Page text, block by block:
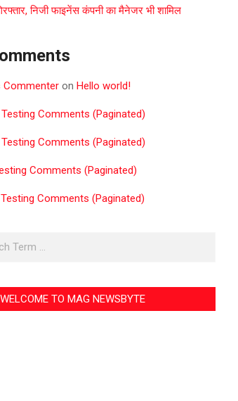
निजी फाइनेंस कंपनी का मैनेजर भी शामिल
Commenter on Hello world!
Testing Comments (Paginated)
Testing Comments (Paginated)
Comments (Paginated)
Testing Comments (Paginated)
WELCOME TO MAG NEWSBYTE